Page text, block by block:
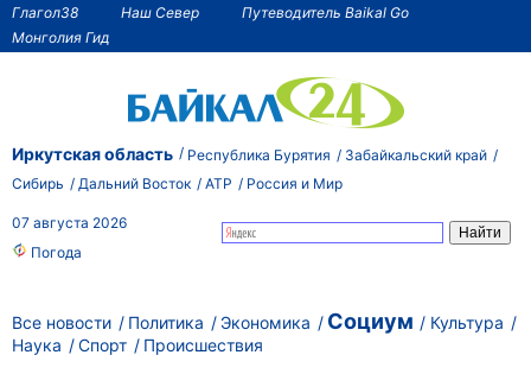
Глагол38 Наш Север
Путеводитель Baikal Go
Монголия Гид
Иркутская область Республика Бурятия
Забайкальский край
Сибирь
Дальний Восток АТР Россия и Мир
07 августа 2026
Погода
Все новости Политика Экономика Социум
Культура
Наука
Спорт Происшествия